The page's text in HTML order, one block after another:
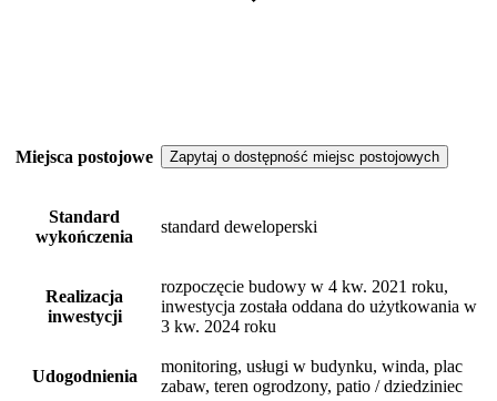
Miejsca postojowe Zapytaj o dostępność miejsc postojowych
Standard
wykończenia
standard deweloperski
Realizacja
inwestycji
rozpoczęcie budowy w 4 kw. 2021 roku,
inwestycja została oddana do użytkowania w
3 kw. 2024 roku
Udogodnienia
monitoring, usługi w budynku, winda, plac
zabaw, teren ogrodzony, patio / dziedziniec